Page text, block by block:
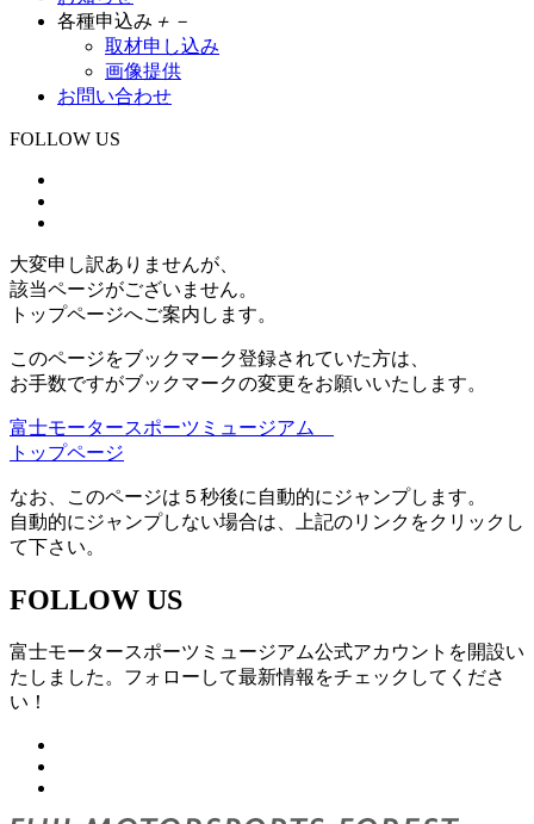
各種申込み ＋ －
取材申し込み
画像提供
お問い合わせ
FOLLOW US
大変申し訳ありませんが、
該当ページがございません。
トップページへご案内します。
このページをブックマーク登録されていた方は、
お手数ですがブックマークの変更をお願いいたします。
富士モータースポーツミュージアム
トップページ
なお、このページは５秒後に自動的にジャンプします。
自動的にジャンプしない場合は、上記のリンクをクリックし
て下さい。
FOLLOW US
富士モータースポーツミュージアム公式アカウントを開設い
たしました。フォローして最新情報をチェックしてくださ
い！